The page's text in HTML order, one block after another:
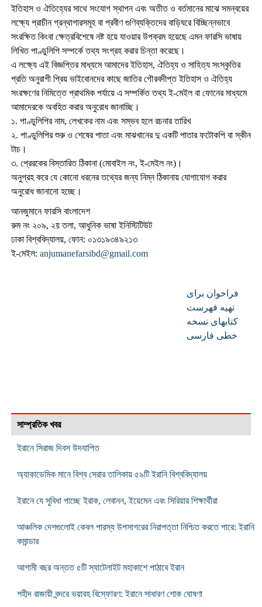
ইতিহাস ও ঐতিহ্যের সাথে সংযোগ স্থাপন এবং অতীত ও বর্তমানের মাঝে সমন্বয়ের
লক্ষ্যে প্রাচীন গ্রন্থাগারসমূহ বা প্রবীণ গুণিব্যক্তিদের বাড়িঘরে বিচ্ছিন্নভাবে
সংরক্ষিত কিংবা ক্ষেত্রবিশেষে নষ্ট হয়ে যাওয়ার উপক্রম হয়েছে এমন ফারসি ভাষায়
লিখিত পাণ্ডুলিপি সম্পর্কে তথ্য সংগ্রহ করার চিন্তা করেছে।
এ লক্ষ্যে এই বিজ্ঞপ্তির মাধ্যমে আমাদের ইতিহাস, ঐতিহ্য ও সাহিত্য সংস্কৃতির
প্রতি অনুরাগী প্রিয় ভাইবোনদের কাছে জাতির গৌরবদীপ্ত ইতিহাস ও ঐতিহ্য
সংরক্ষণের নিমিত্তে প্রাথমিক পর্যায়ে এ সম্পর্কিত তথ্য ই-মেইল বা ফোনের মাধ্যমে
আমাদেরকে অবহিত করার অনুরোধ জানাচ্ছি।
১. পাণ্ডুলিপির নাম, লেখকের নাম এবং সম্ভব হলে রচনার তারিখ
২. পাণ্ডুলিপির শুরু ও শেষের পাতা এবং মাঝখানের দু একটি পাতার ফটোকপি বা স্কীন
টাচ।
৩. প্রেরকের বিস্তারিত ঠিকানা (মোবাইল নং, ই-মেইল নং)।
অনুগ্রহ করে যে কোনো ধরনের তথ্যের জন্য নিম্ন ঠিকানায় যোগাযোগ করার
অনুরোধ জানানো হচ্ছে।
আনজুমানে ফারসি বাংলাদেশ
রুম নং ২০৯, ২য় তলা, আধুনিক ভাষা ইনিস্টিটিউট
ঢাকা বিশ্ববিদ্যালয়, ফোন: ০১৩১৯৩৪৯২১৩
ই-মেইল: anjumanefarsibd@gmail.com
فراخوان برای
تهیه فهرست
کتابهای نسخه
خطی فارسی
সাম্প্রতিক খবর
ইরানে সিরাজ দিবস উদযাপিত
অ্যাকাডেমিক মানে বিশ্ব সেরার তালিকায় ৫৯টি ইরানি বিশ্ববিদ্যালয়
ইরানে যে সুবিধা পাচ্ছে ইরাক, লেবানন, ইয়েমেন এবং সিরিয়ার শিক্ষার্থীরা
আঞ্চলিক দেশগুলোই কেবল পারস্য উপসাগরের নিরাপত্তা নিশ্চিত করতে পারে: ইরানি
কমান্ডার
আগামী বছর অন্তত ৫টি স্যাটেলাইট মহাকাশে পাঠাবে ইরান
শহীদ রাজায়ী বন্দরে ভয়াবহ বিস্ফোরণ: ইরানে সাধারণ শোক ঘোষণা